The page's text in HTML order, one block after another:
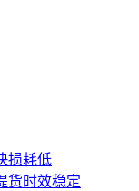
损耗低
货时效稳定